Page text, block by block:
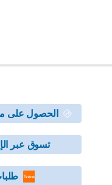
الحصول على
تسوق عبر